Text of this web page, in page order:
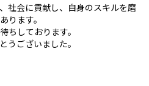
社会に貢献し、自身のスキルを磨
ります。
ちしております。
うございました。